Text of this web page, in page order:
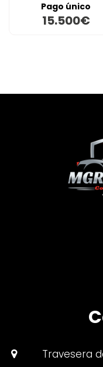
Pago único
15.500€
Travesera